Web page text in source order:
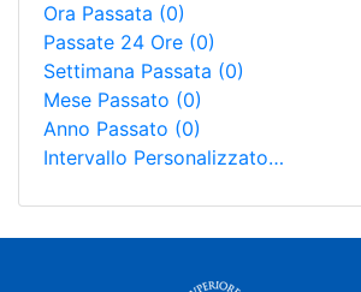
Ora Passata (0)
Passate 24 Ore (0)
Settimana Passata (0)
Mese Passato (0)
Anno Passato (0)
Intervallo Personalizzato…